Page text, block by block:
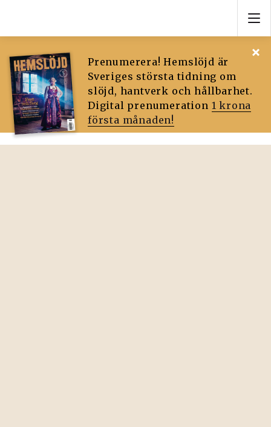
Prenumerera! Hemslöjd är
Sveriges största tidning om
slöjd, hantverk och hållbarhet.
Digital prenumeration 1 krona
första månaden!